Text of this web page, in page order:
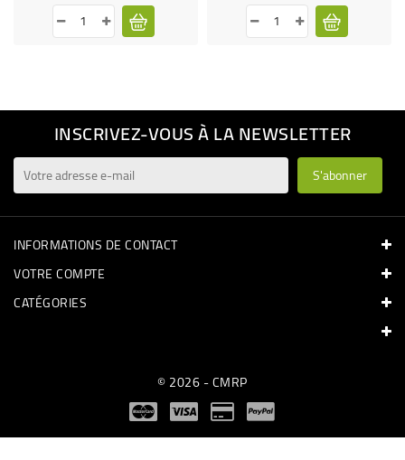
INSCRIVEZ-VOUS À LA NEWSLETTER
INFORMATIONS DE CONTACT
VOTRE COMPTE
CATÉGORIES
© 2026 - CMRP